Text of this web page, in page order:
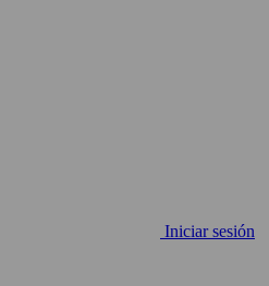
Iniciar sesión